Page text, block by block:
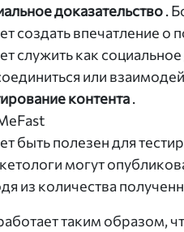
доказательство.
создать впечатление о
служить как
или
контента.
быть полезен для
могут
из количества
таким образом,